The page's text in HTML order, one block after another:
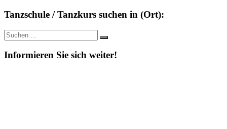
Tanzschule / Tanzkurs suchen in (Ort):
Suche
nach:
Suchen
Informieren Sie sich weiter!